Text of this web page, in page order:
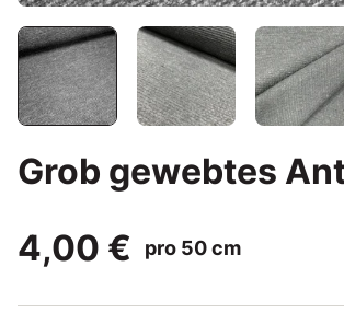
Grob gewebtes
4,00 €
pro 50 cm